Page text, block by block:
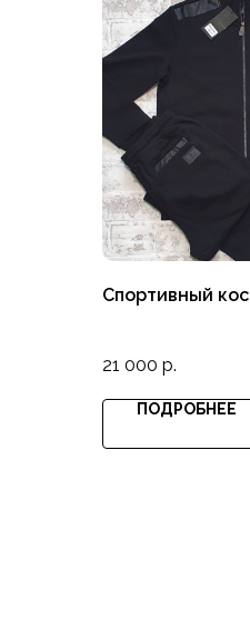
Спортивный
21 000 р.
ПОДРОБНЕЕ